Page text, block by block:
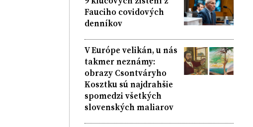
Fauciho covidových
denníkov
V Európe velikán, u nás
takmer neznámy:
obrazy Csontváryho
Kosztku sú najdrahšie
spomedzi všetkých
slovenských maliarov